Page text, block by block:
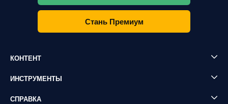
Стань Премиум
КОНТЕНТ
ИНСТРУМЕНТЫ
СПРАВКА